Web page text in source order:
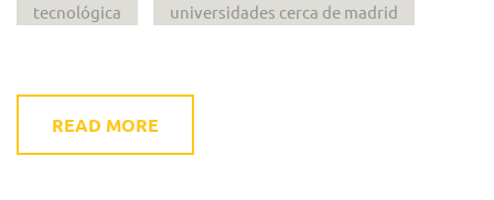
tecnológica
universidades cerca de madrid
READ MORE